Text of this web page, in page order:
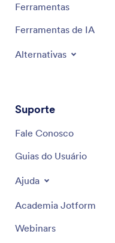
Ferramentas
Ferramentas de IA
Alternativas
Suporte
Fale Conosco
Guias do Usuário
Ajuda
Academia Jotform
Webinars